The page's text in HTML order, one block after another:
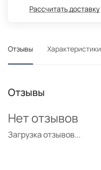
Рассчитать доставку
Отзывы Характеристики
Отзывы
Загрузка отзывов...
Нет отзывов